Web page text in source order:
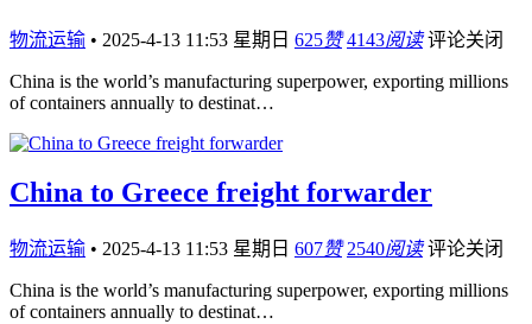
物流运输 • 2025-4-13 11:53 星期日 625赞 4143阅读 评论关闭
China is the world’s manufacturing superpower, exporting millions
of containers annually to destinat…
China to Greece freight forwarder
物流运输 • 2025-4-13 11:53 星期日 607赞 2540阅读 评论关闭
China is the world’s manufacturing superpower, exporting millions
of containers annually to destinat…